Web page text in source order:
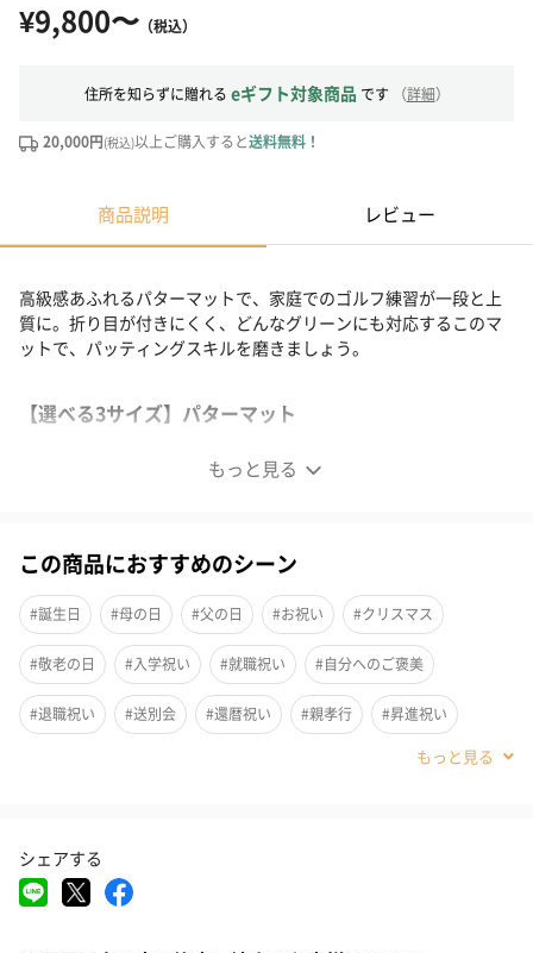
¥9,800〜 （税込）
住所を知らずに贈れる eギフト対象商品 です （詳細）
20,000円(税込)以上ご購入すると送料無料！
商品説明 レビュー
もっと見る
高級感あふれるパターマットで、家庭でのゴルフ練習が一段と上
質に。折り目が付きにくく、どんなグリーンにも対応するこのマ
ットで、パッティングスキルを磨きましょう。
【選べる3サイズ】パターマット
この商品におすすめのシーン
#誕生日 #母の日 #父の日 #お祝い #クリスマス
#敬老の日 #入学祝い #就職祝い #自分へのご褒美
#退職祝い #送別会 #還暦祝い #親孝行 #昇進祝い
#妹 #姉
#義母 #親戚男性
#母親 #彼氏
シェアする